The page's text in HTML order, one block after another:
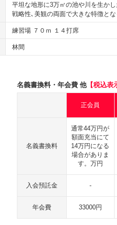
平坦な地形に3万㎡の池や川を生かし
戦略性､美観の両面で大きな特徴とな
練習場 ７０ｍ １４打席
林間
名義書換料・年会費 他【税込表
正会員
名義書換料
通常44万円が
額面充当にて
14万円になる
場合がありま
す。万円
入会預託金 -
年会費 33000円